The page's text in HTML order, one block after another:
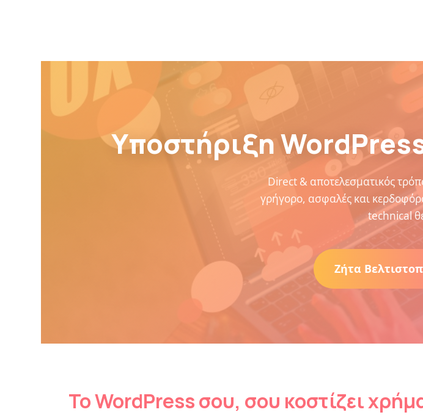
Υποστήριξη
Direct & αποτελεσματικός
γρήγορο, ασφαλές και
technical
Ζήτα
Το WordPress σου, σου κοστίζει